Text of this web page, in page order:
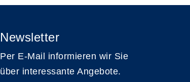
Newsletter
Per E-Mail informieren wir Sie
über interessante Angebote.